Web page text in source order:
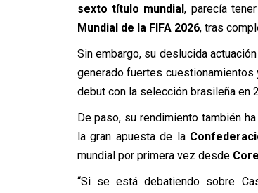
sexto título mundial, parecía
Mundial de la FIFA 2026, tras
Sin embargo, su deslucida
generado fuertes
debut con la selección brasileña en
De paso, su rendimiento también
la gran apuesta de la
mundial por primera vez desde
“Si se está debatiendo sobre